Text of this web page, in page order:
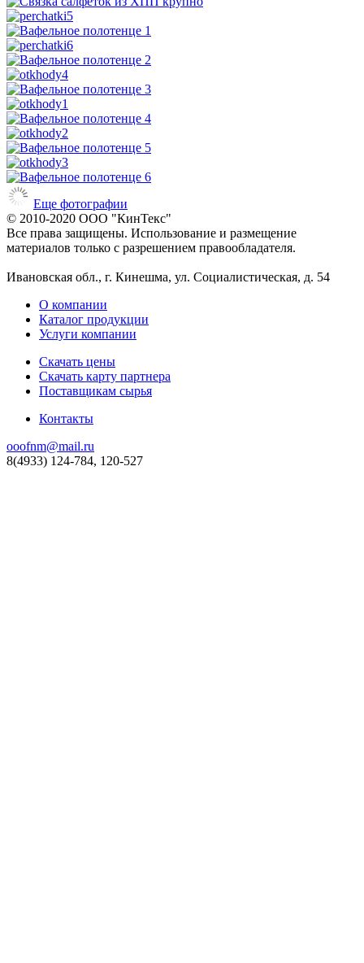
Еще фотографии
© 2010-2020 ООО "КинТекс"
Все права защищены. Использование и размещение
материалов только с разрешением правообладателя.
Ивановская обл., г. Кинешма, ул. Социалистическая, д. 54
О компании
Каталог продукции
Услуги компании
Скачать цены
Скачать карту партнера
Поставщикам сырья
Контакты
ooofnm@mail.ru
8(4933) 124-784, 120-527